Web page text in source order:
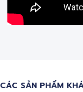
CÁC SẢN PHẨM